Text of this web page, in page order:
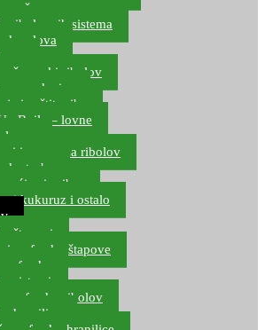
za šarana, amura
ribolovnih sistema
olova
šaranski ribolov
upredenice
i zaštita ribe
Boile – lovne
i arome za ribolov
torbe
i pribor
kukuruz i ostalo
štapovi
za feeder štapove
feeder
sistemi
za feeder ribolov
hranilice